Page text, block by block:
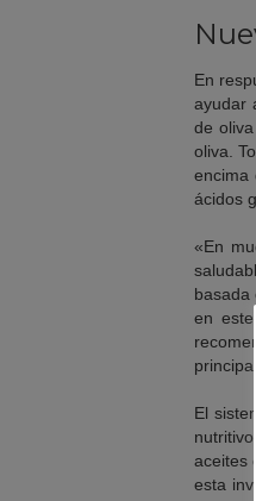
En
ayudar
de
oliva.
encima
ácidos
«En
basada
en
El
aceites
esta